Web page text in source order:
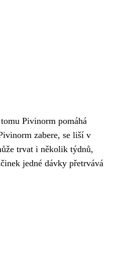
Pivinorm pomáhá
zabere, se liší v
trvat i několik týdnů,
jedné dávky přetrvává